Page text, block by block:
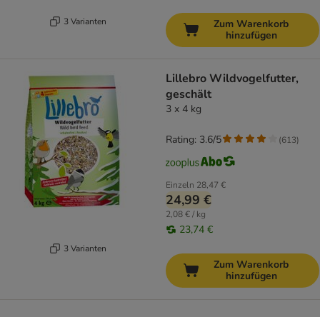
3 Varianten
Zum Warenkorb
hinzufügen
3 Varianten
Lillebro Wildvogelfutter,
geschält
3 x 4 kg
Einzeln 28,47 €
24,99 €
2,08 € / kg
23,74 €
Rating: 3.6/5 (613)
Zum Warenkorb
hinzufügen